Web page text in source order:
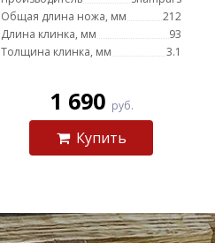
Общая длина ножа, мм
212
Длина клинка, мм
93
Толщина клинка, мм
3.1
1 690 руб.
Купить